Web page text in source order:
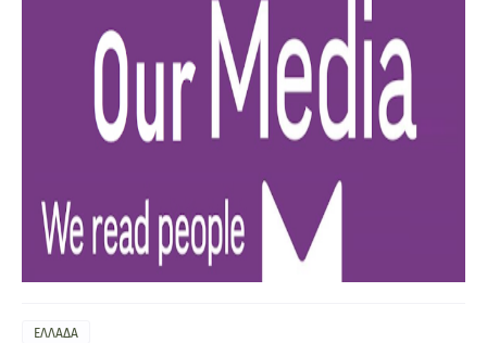
ΕΛΛΑΔΑ